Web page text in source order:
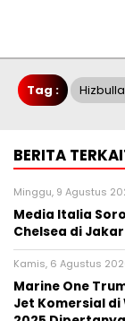
Tag :
BERITA
Minggu, 9 Agustus
Media Italia
Chelsea di
Kamis, 6 Agustus
Marine One
Jet Komersial